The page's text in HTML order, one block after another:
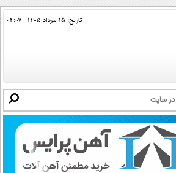
تاریخ: ۱۵ مرداد ۱۴۰۵ - ۰۴:۰۷